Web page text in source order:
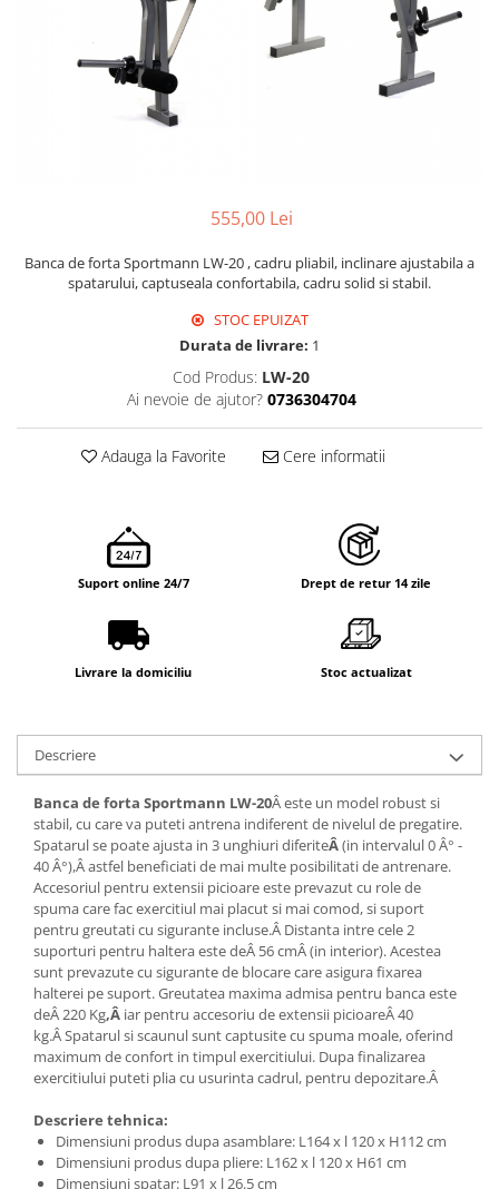
555,00 Lei
Banca de forta Sportmann LW-20 , cadru pliabil, inclinare ajustabila a
spatarului, captuseala confortabila, cadru solid si stabil.
STOC EPUIZAT
Durata de livrare: 1
Cod Produs: LW-20
Ai nevoie de ajutor? 0736304704
Adauga la Favorite Cere informatii
Suport online 24/7 Drept de retur 14 zile
Livrare la domiciliu Stoc actualizat
Descriere
Banca de forta Sportmann LW-20Â este un model robust si
stabil, cu care va puteti antrena indiferent de nivelul de pregatire.
Spatarul se poate ajusta in 3 unghiuri diferiteÂ(in intervalul 0 Â° -
40 Â°),Â astfel beneficiati de mai multe posibilitati de antrenare.
Accesoriul pentru extensii picioare este prevazut cu role de
spuma care fac exercitiul mai placut si mai comod, si suport
pentru greutati cu sigurante incluse.Â Distanta intre cele 2
suporturi pentru haltera este deÂ 56 cmÂ (in interior). Acestea
sunt prevazute cu sigurante de blocare care asigura fixarea
halterei pe suport. Greutatea maxima admisa pentru banca este
deÂ 220 Kg,Â iar pentru accesoriu de extensii picioareÂ 40
kg.Â Spatarul si scaunul sunt captusite cu spuma moale, oferind
maximum de confort in timpul exercitiului. Dupa finalizarea
exercitiului puteti plia cu usurinta cadrul, pentru depozitare.Â
Descriere tehnica:
Dimensiuni produs dupa asamblare: L164 x l 120 x H112 cm
Dimensiuni produs dupa pliere: L162 x l 120 x H61 cm
Dimensiuni spatar: L91 x l 26.5 cm